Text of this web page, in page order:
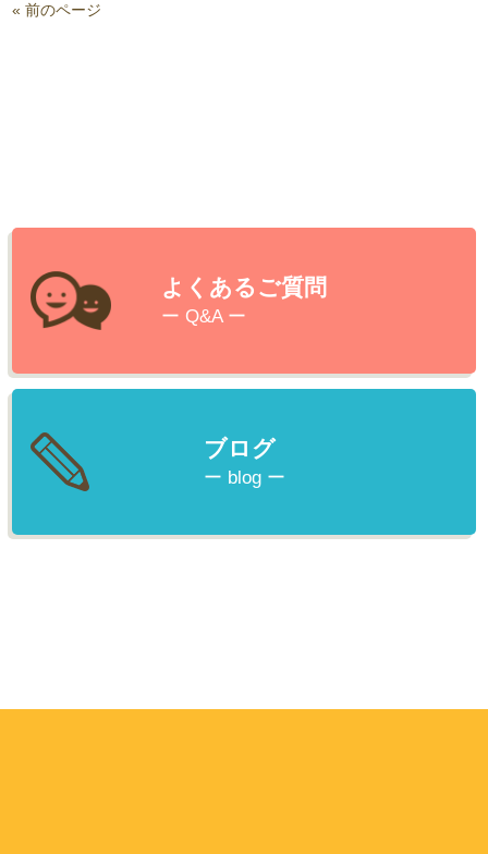
« 前のページ
よくあるご質問
ー Q&A ー
ブログ
ー blog ー